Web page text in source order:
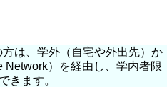
は、学外（自宅や外出先）か
Network）を経由し、学内者限
きます。